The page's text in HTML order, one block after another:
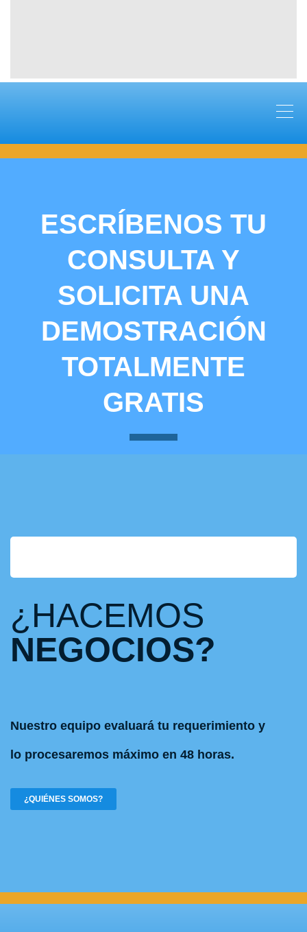
ESCRÍBENOS TU
CONSULTA Y
SOLICITA UNA
DEMOSTRACIÓN
TOTALMENTE
GRATIS
¿HACEMOS
NEGOCIOS?
Nuestro equipo evaluará tu requerimiento y
lo procesaremos máximo en 48 horas.
¿QUIÉNES SOMOS?